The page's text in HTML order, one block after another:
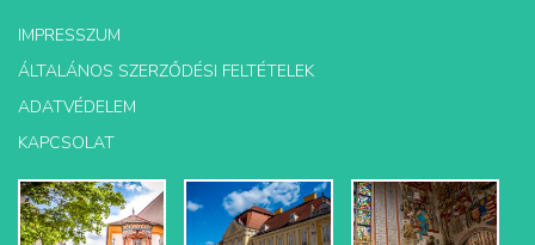
IMPRESSZUM
ÁLTALÁNOS SZERZŐDÉSI FELTÉTELEK
ADATVÉDELEM
KAPCSOLAT